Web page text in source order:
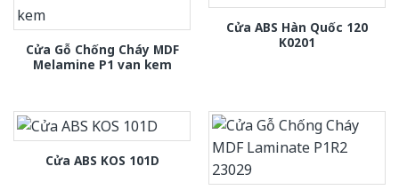
Cửa Gỗ Chống Cháy MDF
Melamine P1 van kem
Cửa ABS Hàn Quốc 120
K0201
Cửa ABS KOS 101D